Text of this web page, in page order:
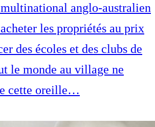
anglo-australien
les propriétés au prix
des écoles et des clubs de
le monde au village ne
cette oreille…